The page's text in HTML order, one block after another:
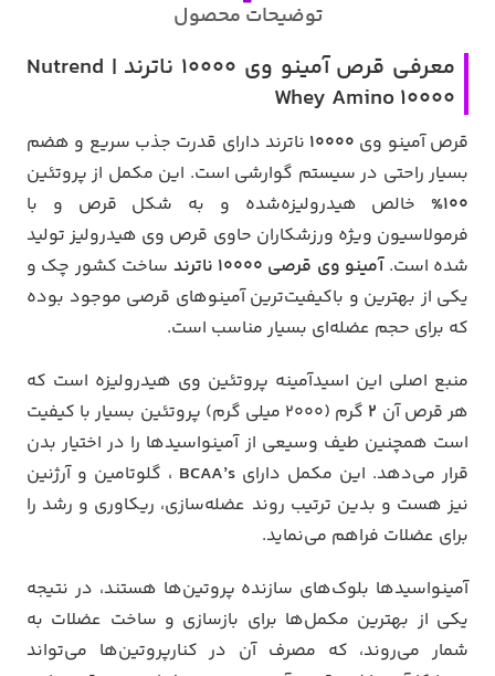
توضیحات محصول
معرفی قرص آمینو وی 10000 ناترند | Nutrend
Whey Amino 10000
قرص آمینو وی ۱۰۰۰۰ ناترند دارای قدرت جذب سریع و هضم
بسیار راحتی در سیستم گوارشی است. این مکمل از پروتئین
۱۰۰%
خالص هیدرولیزه‌شده و به شکل قرص و با
فرمولاسیون ویژه ورزشکاران حاوی قرص وی هیدرولیز تولید
شده است.آمینو وی قرصی ۱۰۰۰۰ ناترند
ساخت کشور چک و
یکی از بهترین و باکیفیت‌ترین آمینوهای قرصی موجود بوده
که برای حجم عضله‌ای بسیار مناسب است.
منبع اصلی این اسیدآمینه پروتئین وی هیدرولیزه است که
هر قرص آن ۲
گرم (۲۰۰۰ میلی گرم) پروتئین بسیار با کیفیت
است همچنین طیف وسیعی از آمینواسیدها را در اختیار بدن
قرار می‌دهد. این مکمل دارای BCAA’s ، گلوتامین و آرژنین
نیز هست و بدین ترتیب روند عضله‌سازی، ریکاوری و رشد را
برای عضلات فراهم می‌نماید.
آمینواسیدها بلوک‌های سازنده پروتین‌ها هستند، در نتیجه
یکی از بهترین مکمل‌ها برای بازسازی و ساخت عضلات به
شمار می‌روند، که مصرف آن در کنارپروتین‌ها می‌تواند